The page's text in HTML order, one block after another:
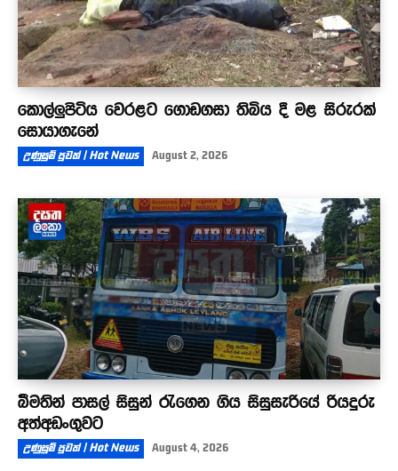
කොල්ලුපිටිය වෙරළට ගොඩගසා තිබිය දී මළ සිරුරක්
සොයාගැනේ
උණුසුම් පුවත් | Hot News August 2, 2026
බීමතින් පාසල් සිසුන් රැගෙන ගිය සිසුසැරියේ රියදුරු
අත්අඩංගුවට
උණුසුම් පුවත් | Hot News August 4, 2026